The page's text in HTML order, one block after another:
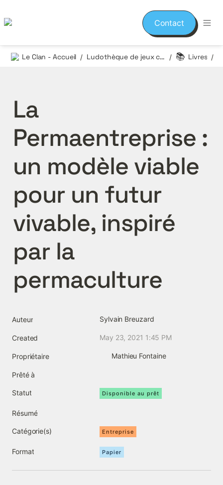
Contact
Le Clan - Accueil / Ludothèque de jeux coopératifs / 📚 Livres /
La
Permaentreprise :
un modèle viable
pour un futur
vivable, inspiré
par la
permaculture
Auteur Sylvain Breuzard
Created May 23, 2021 1:45 PM
Propriétaire Mathieu Fontaine
Prêté à
Statut Disponible au prêt
Résumé
Catégorie(s) Entreprise
Format Papier